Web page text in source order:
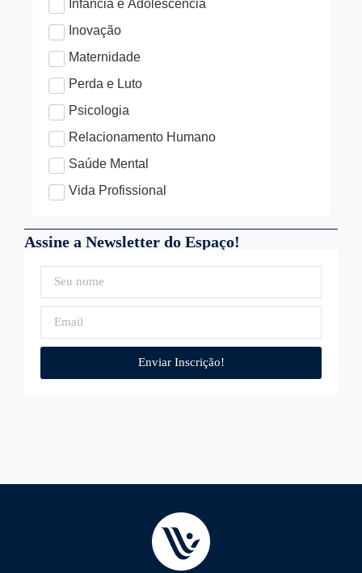
Infância e Adolescência
Inovação
Maternidade
Perda e Luto
Psicologia
Relacionamento Humano
Saúde Mental
Vida Profissional
Assine a Newsletter do Espaço!
Enviar Inscrição!